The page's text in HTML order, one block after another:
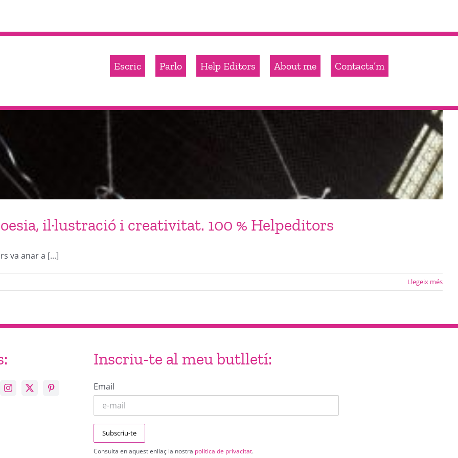
Escric Parlo Help Editors About me Contacta’m
il·lustració i creativitat. 100 % Helpeditors
va anar a [...]
Llegeix més
Inscriu-te al meu butlletí:
Email
Consulta en aquest enllaç la nostra política de privacitat.